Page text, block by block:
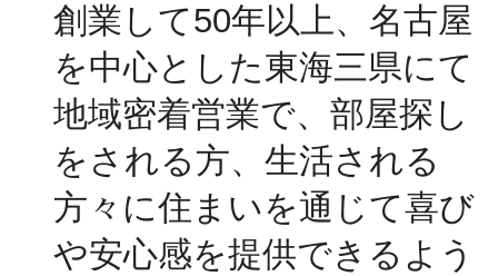
創業して50年以上、名古屋
を中心とした東海三県にて
地域密着営業で、部屋探し
をされる方、生活される
方々に住まいを通じて喜び
や安心感を提供できるよう